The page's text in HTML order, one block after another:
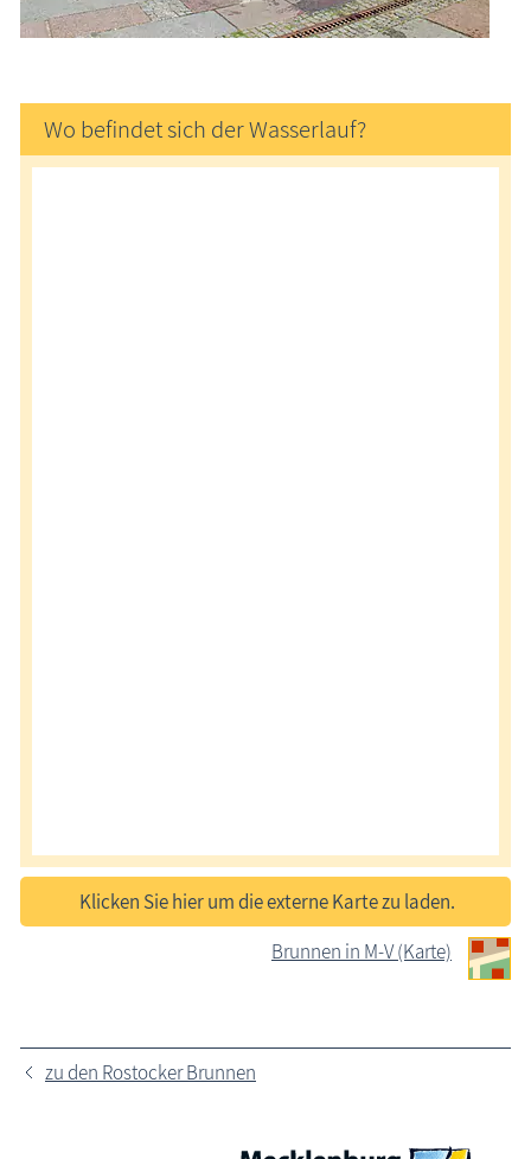
Wo befindet sich der Wasserlauf?
Klicken Sie hier um die externe Karte zu laden.
Brunnen in M-V (Karte)
zu den Rostocker Brunnen